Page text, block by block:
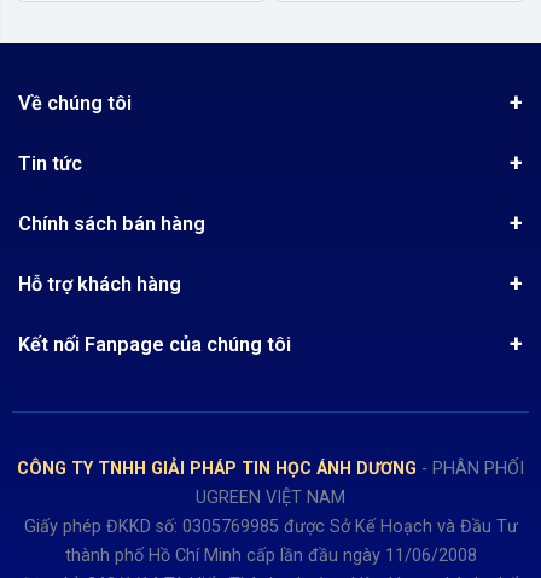
Về chúng tôi
Quy chế hoạt động
Tra cứu đơn hàng
Tin tức
Công nghệ - Sản phẩm mới
Review sản phẩm
Chính sách bán hàng
Chính sách Hủy, Đổi, Trả hàng
Hướng dẫn đăng ký tài khoản
Hỗ trợ khách hàng
Thời gian làm việc từ Thứ 2- Thứ 7
Buổi chiều từ 13h15 đến 17h30
Kết nối Fanpage của chúng tôi
CÔNG TY TNHH GIẢI PHÁP TIN HỌC ÁNH DƯƠNG - PHÂN PHỐI
UGREEN VIỆT NAM
Giấy phép ĐKKD số: 0305769985 được Sở Kế Hoạch và Đầu Tư
thành phố Hồ Chí Minh cấp lần đầu ngày 11/06/2008